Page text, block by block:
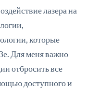
лазера на
которые
Для меня важно
отбросить все
доступного и